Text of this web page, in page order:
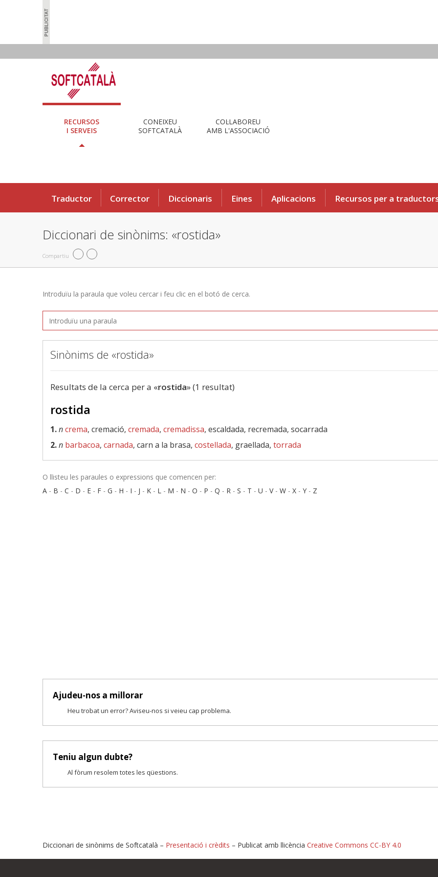
RECURSOS
I SERVEIS
CONEIXEU
SOFTCATALÀ
COL·LABOREU
AMB L'ASSOCIACIÓ
Traductor Corrector Diccionaris Eines Aplicacions Recursos per a
Diccionari de sinònims: «rostida»
Compartiu
Introduïu la paraula que voleu cercar i feu clic en el botó de cerca.
Sinònims de «rostida»
Resultats de la cerca per a «rostida» (1 resultat)
rostida
1.ncrema, cremació, cremada, cremadissa, escaldada, recremada, socarrada
2.n barbacoa, carnada, carn a la brasa, costellada, graellada, torrada
O llisteu les paraules o expressions que comencen per:
A - B - C - D - E - F - G - H - I - J - K - L - M - N - O - P - Q - R - S - T - U - V- W - X - Y - Z
Ajudeu-nos a millorar
Heu trobat un error? Aviseu-nos si veieu cap problema.
Teniu algun dubte?
Al fòrum resolem totes les qüestions.
Diccionari de sinònims de Softcatalà – Presentació i crèdits – Publicat amb llicència Creative Commons CC-BY 4.0